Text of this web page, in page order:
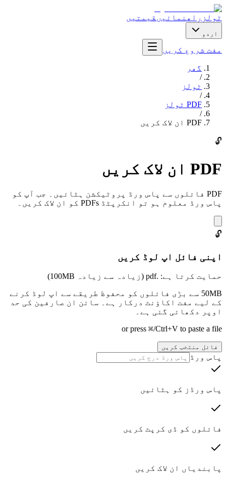
ٹولز راھنمائیں قیمتیں
اردو
مفت شروع کریں
گھر
/
ٹولز
/
PDF ٹولز
/
PDF ان لاک کریں
🔓
PDF ان لاک کریں
PDF فائلوں سے پاس ورڈ پروٹیکشن ہٹائیں۔ جب آپ کو
پاس ورڈ معلوم ہو تو انکرپٹڈ PDFs کو ان لاک کریں۔
🔓
اپنی فائل اپ لوڈ کریں
حمایت کرتا ہے: .pdf (زیادہ سے زیادہ 100MB)
50MB سے بڑی فائلوں کو محفوظ طریقے سے اپ لوڈ کرنے
کے لیے مفت اکاؤنٹ درکار ہے۔ سائن ان صارفین کی حد
اوپر دکھائی گئی ہے۔
or press ⌘/Ctrl+V to paste a file
فائل منتخب کریں
پاس ورڈ
پاس ورڈز کو ہٹائیں
فائلوں کو ڈی کرپٹ کریں
پابندیاں ان لاک کریں